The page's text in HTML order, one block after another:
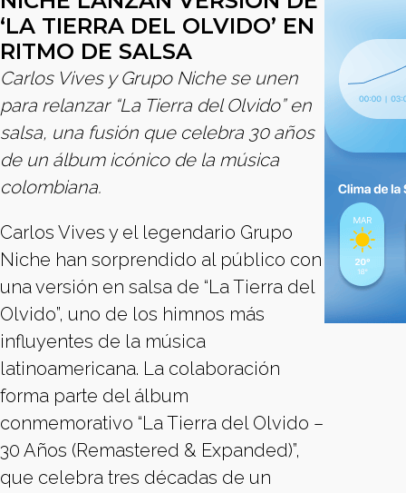
‘LA TIERRA DEL OLVIDO’ EN
RITMO DE SALSA
Carlos Vives y Grupo Niche se unen
para relanzar “La Tierra del Olvido” en
salsa, una fusión que celebra 30 años
de un álbum icónico de la música
colombiana.
Carlos Vives y el legendario Grupo
Niche han sorprendido al público con
una versión en salsa de “La Tierra del
Olvido”, uno de los himnos más
influyentes de la música
latinoamericana. La colaboración
forma parte del álbum
conmemorativo “La Tierra del Olvido –
30 Años (Remastered & Expanded)”,
que celebra tres décadas de un